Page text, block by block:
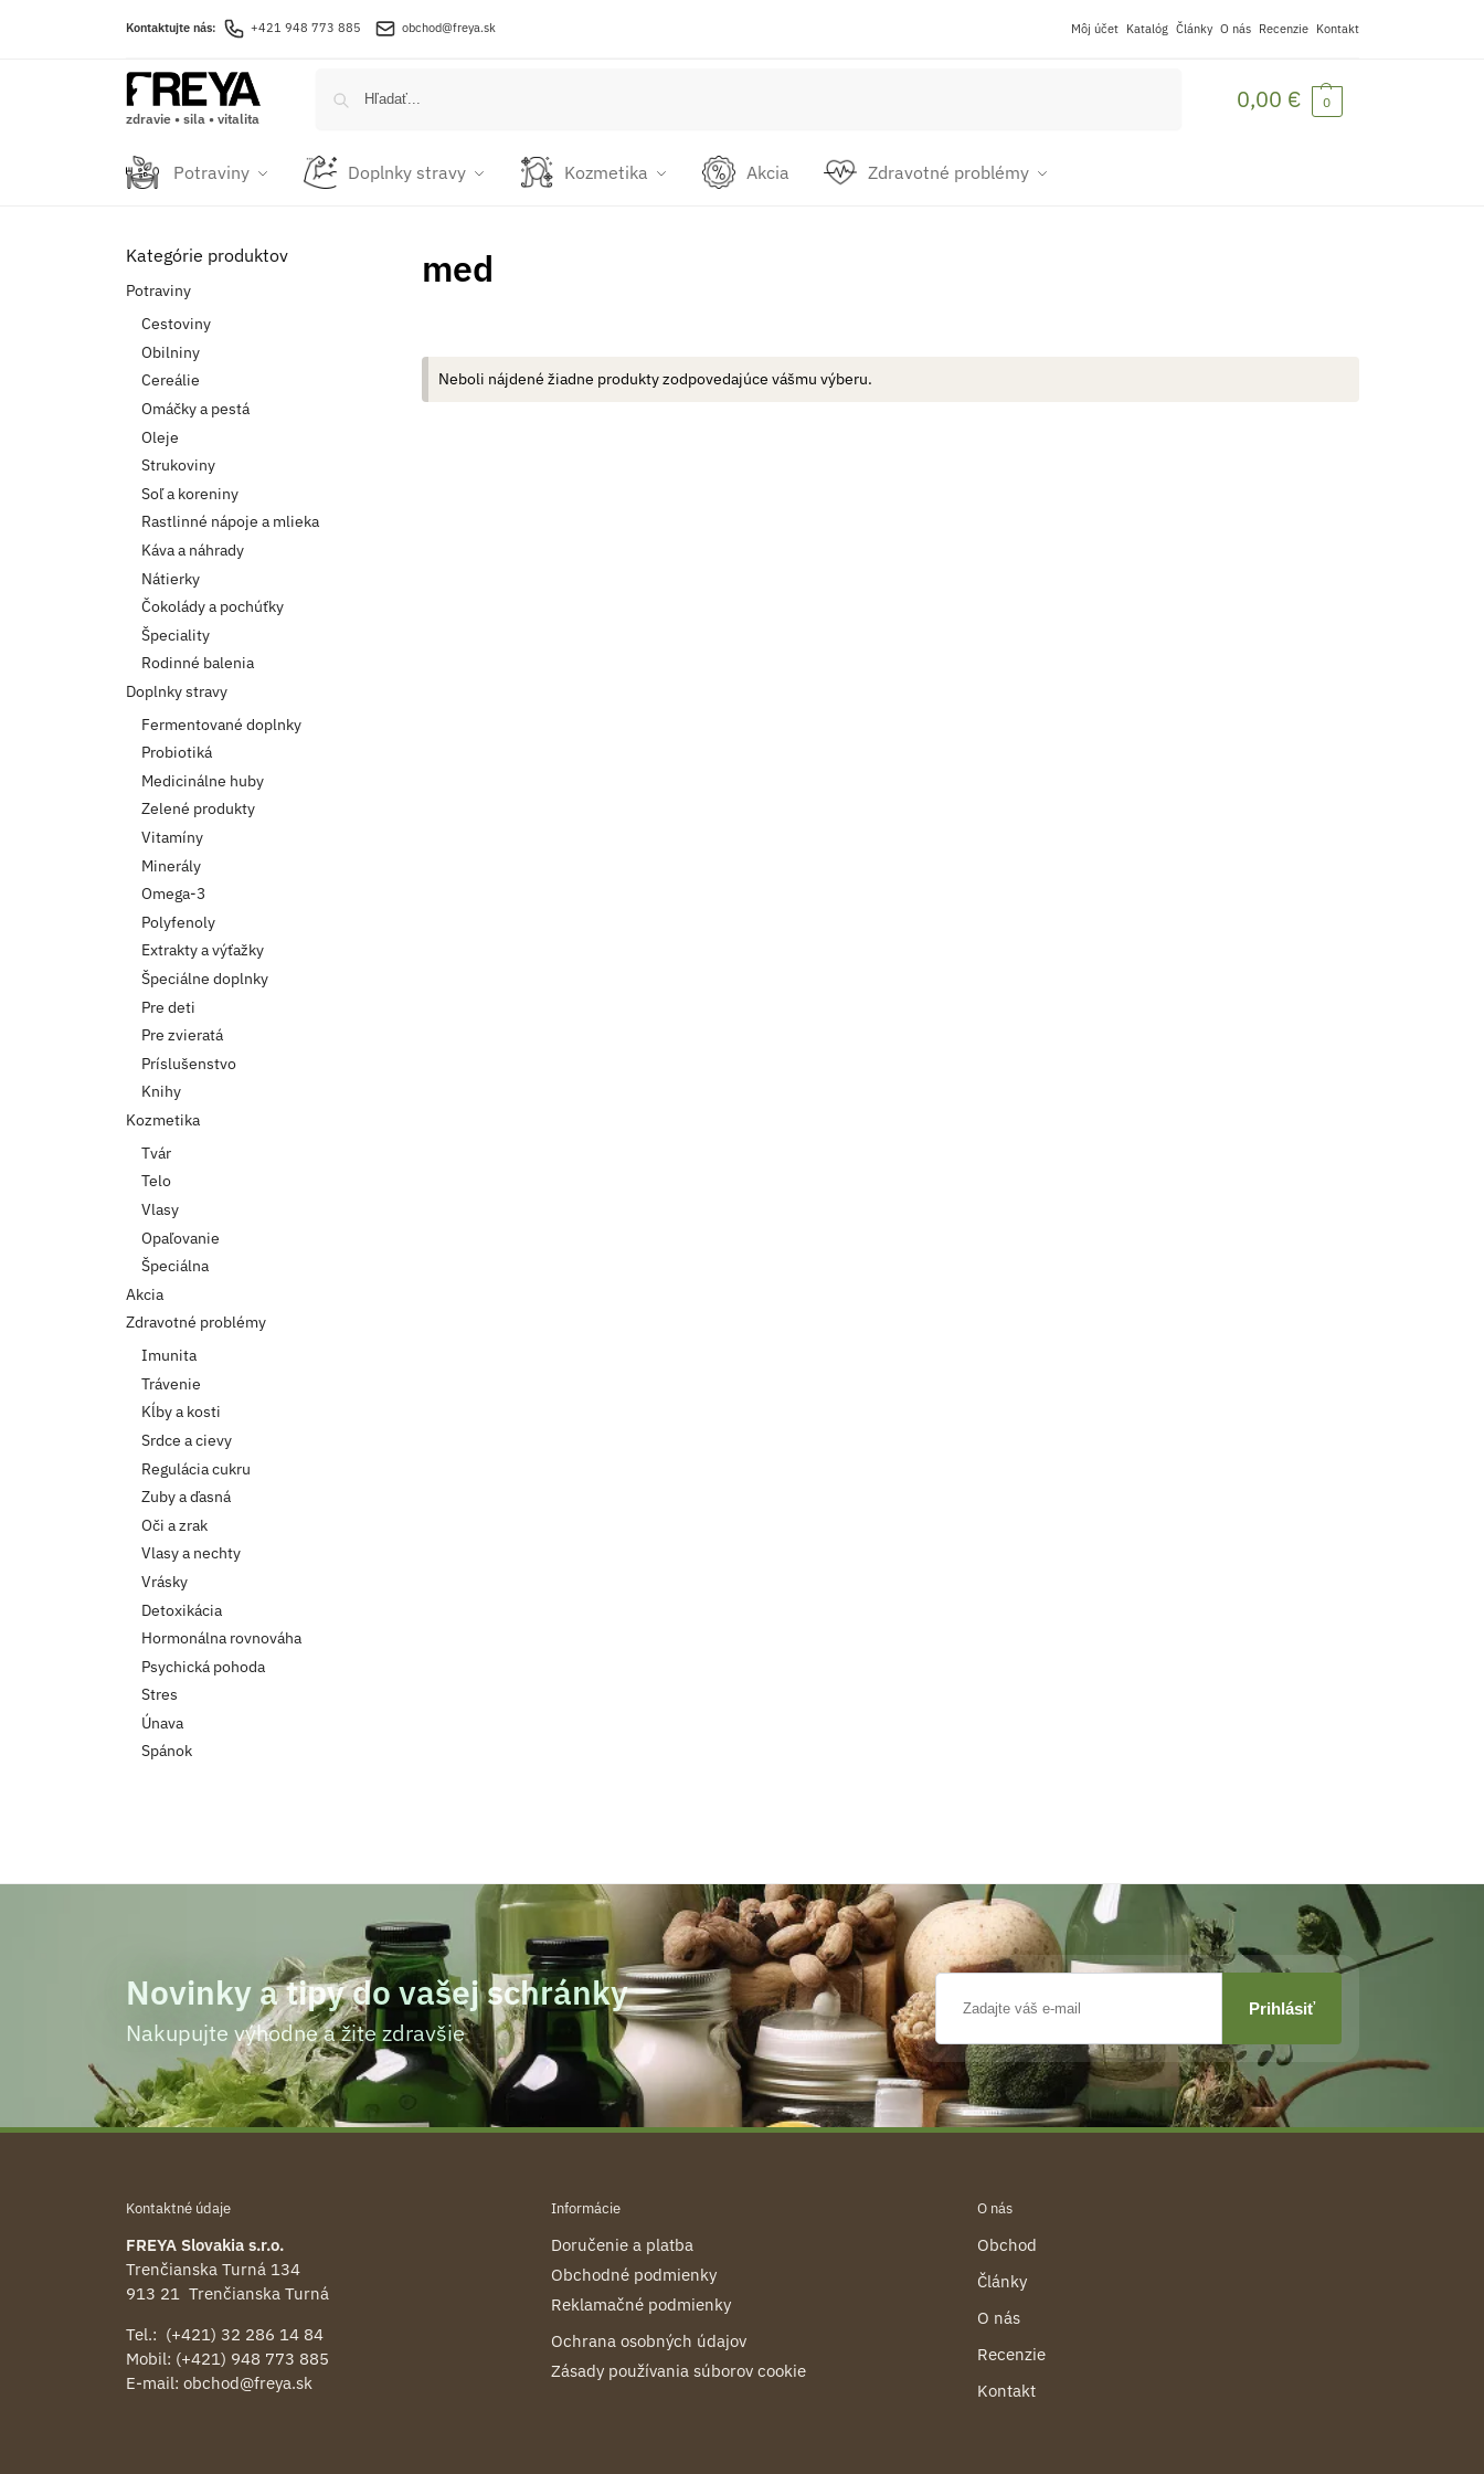
Kontaktujte nás: +421 948 773 885 obchod@freya.sk Môj účet Katalóg Články O nás Recenzie Kontakt
zdravie • sila • vitalita
0,00 € 0
Potraviny Doplnky stravy Kozmetika Akcia Zdravotné problémy
med
Neboli nájdené žiadne produkty zodpovedajúce vášmu výberu.
Kategórie produktov
Potraviny
Cestoviny
Obilniny
Cereálie
Omáčky a pestá
Oleje
Strukoviny
Soľ a koreniny
Rastlinné nápoje a mlieka
Káva a náhrady
Nátierky
Čokolády a pochúťky
Špeciality
Rodinné balenia
Doplnky stravy
Fermentované doplnky
Probiotiká
Medicinálne huby
Zelené produkty
Vitamíny
Minerály
Omega-3
Polyfenoly
Extrakty a výťažky
Špeciálne doplnky
Pre deti
Pre zvieratá
Príslušenstvo
Knihy
Kozmetika
Tvár
Telo
Vlasy
Opaľovanie
Špeciálna
Akcia
Zdravotné problémy
Imunita
Trávenie
Kĺby a kosti
Srdce a cievy
Regulácia cukru
Zuby a ďasná
Oči a zrak
Vlasy a nechty
Vrásky
Detoxikácia
Hormonálna rovnováha
Psychická pohoda
Stres
Únava
Spánok
Novinky a tipy do vašej schránky
Nakupujte výhodne a žite zdravšie
Kontaktné údaje
FREYA Slovakia s.r.o.
Trenčianska Turná 134
913 21 Trenčianska Turná
Tel.: (+421) 32 286 14 84
Mobil: (+421) 948 773 885
E-mail: obchod@freya.sk
Informácie
Doručenie a platba
Obchodné podmienky
Reklamačné podmienky
Ochrana osobných údajov
Zásady používania súborov cookie
O nás
Obchod
Články
O nás
Recenzie
Kontakt